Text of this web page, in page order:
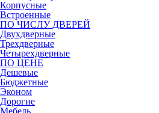
Корпусные
Встроенные
ПО ЧИСЛУ ДВЕРЕЙ
Двухдверные
Трехдверные
Четырехдверные
ПО ЦЕНЕ
Дешевые
Бюджетные
Эконом
Дорогие
Мебель